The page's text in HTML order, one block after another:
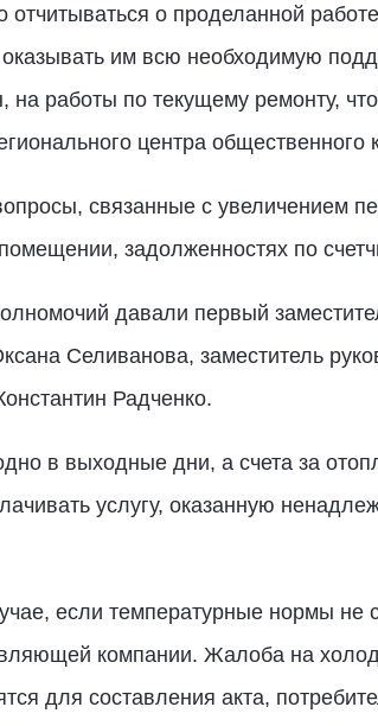
о проделанной
им всю необходимую
работы по текущему ремонту,
центра
связанные с увеличением
задолженностях по
давали первый
Селиванова, заместитель
Радченко.
в выходные дни, а счета за
услугу, оказанную
если температурные нормы
компании. Жалоба на
для составления акта,